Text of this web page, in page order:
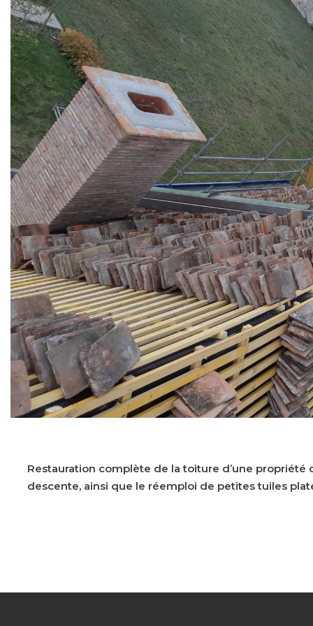
Restauration complète de la toiture d’une
descente, ainsi que le réemploi de petites tuiles